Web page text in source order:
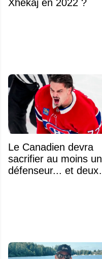
Xhekaj en 2022 ?
Le Canadien devra
sacrifier au moins un
défenseur... et deux